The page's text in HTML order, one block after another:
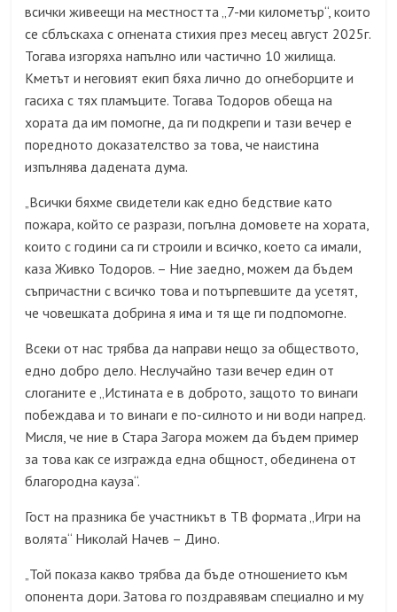
всички живеещи на местността „7-ми километър“, които
се сблъскаха с огнената стихия през месец август 2025г.
Тогава изгоряха напълно или частично 10 жилища.
Кметът и неговият екип бяха лично до огнеборците и
гасиха с тях пламъците. Тогава Тодоров обеща на
хората да им помогне, да ги подкрепи и тази вечер е
поредното доказателство за това, че наистина
изпълнява дадената дума.
„Всички бяхме свидетели как едно бедствие като
пожара, който се разрази, погълна домовете на хората,
които с години са ги строили и всичко, което са имали,
каза Живко Тодоров. – Ние заедно, можем да бъдем
съпричастни с всичко това и потърпевшите да усетят,
че човешката добрина я има и тя ще ги подпомогне.
Всеки от нас трябва да направи нещо за обществото,
едно добро дело. Неслучайно тази вечер един от
слоганите е „Истината е в доброто, защото то винаги
побеждава и то винаги е по-силното и ни води напред.
Мисля, че ние в Стара Загора можем да бъдем пример
за това как се изгражда една общност, обединена от
благородна кауза“.
Гост на празника бе участникът в ТВ формата „Игри на
волята“ Николай Начев – Дино.
„Той показа какво трябва да бъде отношението към
опонента дори. Затова го поздравявам специално и му